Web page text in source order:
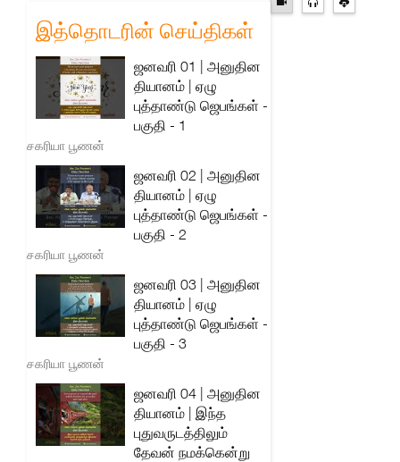
இத்தொடரின் செய்திகள்
ஜனவரி 01 | அனுதின
தியானம் | ஏழு
புத்தாண்டு ஜெபங்கள் -
பகுதி - 1
சகரியா பூணன்
ஜனவரி 02 | அனுதின
தியானம் | ஏழு
புத்தாண்டு ஜெபங்கள் -
பகுதி - 2
சகரியா பூணன்
ஜனவரி 03 | அனுதின
தியானம் | ஏழு
புத்தாண்டு ஜெபங்கள் -
பகுதி - 3
சகரியா பூணன்
ஜனவரி 04 | அனுதின
தியானம் | இந்த
புதுவருடத்திலும்
தேவன் நமக்கென்று